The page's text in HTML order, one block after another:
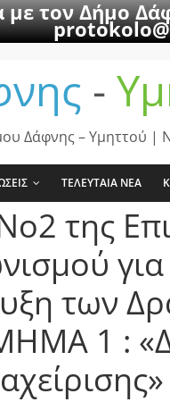
με τον Δήμο
-
Δάφνης – Υμηττού |
ΤΕΛΕΥΤΑΙΑ ΝΕΑ
της
των
1 :